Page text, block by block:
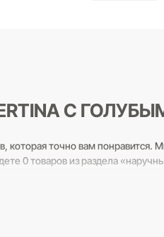
С
которая точно вам
0 товаров из раздела